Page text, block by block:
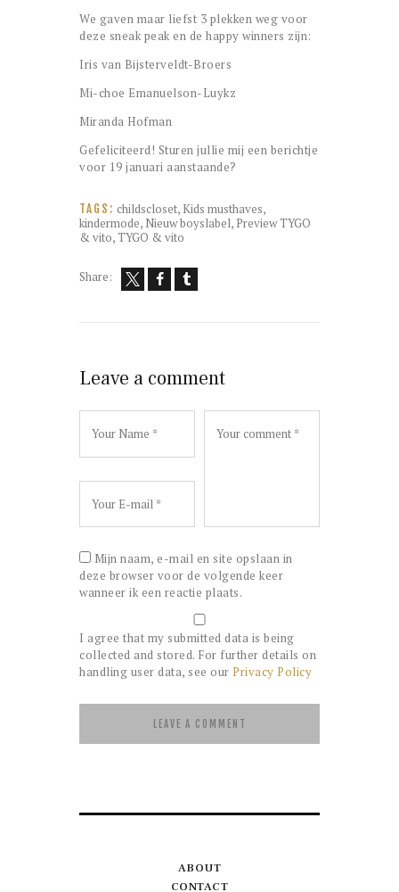
We gaven maar liefst 3 plekken weg voor
deze sneak peak en de happy winners zijn:
Iris van Bijsterveldt-Broers
Mi-choe Emanuelson-Luykz
Miranda Hofman
Gefeliciteerd! Sturen jullie mij een berichtje
voor 19 januari aanstaande?
TAGS: childscloset, Kids musthaves,
kindermode, Nieuw boyslabel, Preview TYGO
& vito,TYGO & vito
Share:
Leave a comment
Mijn naam, e-mail en site opslaan in
deze browser voor de volgende keer
wanneer ik een reactie plaats.
I agree that my submitted data is being
collected and stored. For further details on
handling user data, see our Privacy Policy
ABOUT
CONTACT